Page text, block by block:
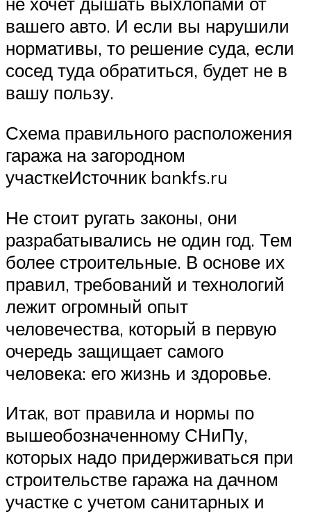
вашего авто. И если вы нарушили
нормативы, то решение суда, если
сосед туда обратиться, будет не в
вашу пользу.
Схема правильного расположения
гаража на загородном
участкеИсточник bankfs.ru
Не стоит ругать законы, они
разрабатывались не один год. Тем
более строительные. В основе их
правил, требований и технологий
лежит огромный опыт
человечества, который в первую
очередь защищает самого
человека: его жизнь и здоровье.
Итак, вот правила и нормы по
вышеобозначенному СНиПу,
которых надо придерживаться при
строительстве гаража на дачном
участке с учетом санитарных и